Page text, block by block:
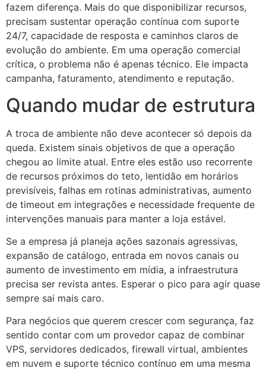
fazem diferença. Mais do que disponibilizar recursos,
precisam sustentar operação contínua com suporte
24/7, capacidade de resposta e caminhos claros de
evolução do ambiente. Em uma operação comercial
crítica, o problema não é apenas técnico. Ele impacta
campanha, faturamento, atendimento e reputação.
Quando mudar de estrutura
A troca de ambiente não deve acontecer só depois da
queda. Existem sinais objetivos de que a operação
chegou ao limite atual. Entre eles estão uso recorrente
de recursos próximos do teto, lentidão em horários
previsíveis, falhas em rotinas administrativas, aumento
de timeout em integrações e necessidade frequente de
intervenções manuais para manter a loja estável.
Se a empresa já planeja ações sazonais agressivas,
expansão de catálogo, entrada em novos canais ou
aumento de investimento em mídia, a infraestrutura
precisa ser revista antes. Esperar o pico para agir quase
sempre sai mais caro.
Para negócios que querem crescer com segurança, faz
sentido contar com um provedor capaz de combinar
VPS, servidores dedicados, firewall virtual, ambientes
em nuvem e suporte técnico contínuo em uma mesma